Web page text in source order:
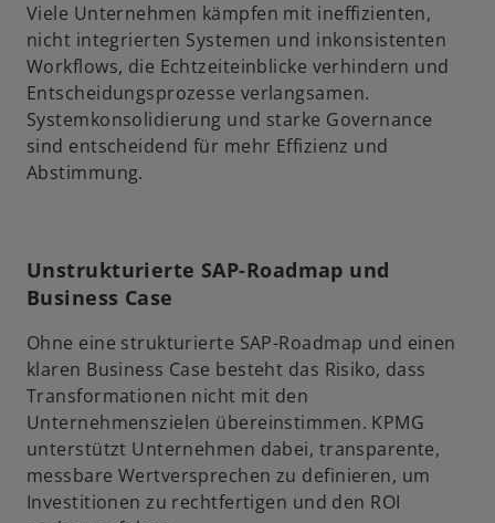
Viele Unternehmen kämpfen mit ineffizienten,
nicht integrierten Systemen und inkonsistenten
Workflows, die Echtzeiteinblicke verhindern und
Entscheidungsprozesse verlangsamen.
Systemkonsolidierung und starke Governance
sind entscheidend für mehr Effizienz und
Abstimmung.
Unstrukturierte SAP-Roadmap und
Business Case
Ohne eine strukturierte SAP-Roadmap und einen
klaren Business Case besteht das Risiko, dass
Transformationen nicht mit den
Unternehmenszielen übereinstimmen. KPMG
unterstützt Unternehmen dabei, transparente,
messbare Wertversprechen zu definieren, um
Investitionen zu rechtfertigen und den ROI